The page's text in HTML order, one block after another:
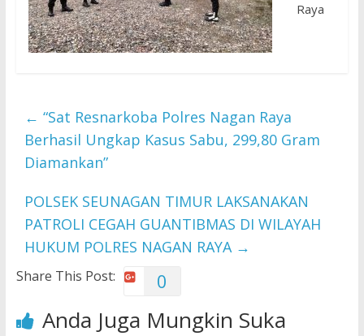
Raya
← “Sat Resnarkoba Polres Nagan Raya
Berhasil Ungkap Kasus Sabu, 299,80 Gram
Diamankan”
POLSEK SEUNAGAN TIMUR LAKSANAKAN
PATROLI CEGAH GUANTIBMAS DI WILAYAH
HUKUM POLRES NAGAN RAYA →
Share This Post: 0
Anda Juga Mungkin Suka